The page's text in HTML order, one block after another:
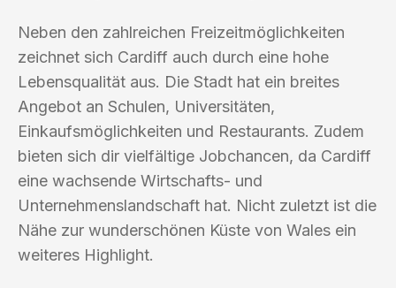
Neben den zahlreichen Freizeitmöglichkeiten
zeichnet sich Cardiff auch durch eine hohe
Lebensqualität aus. Die Stadt hat ein breites
Angebot an Schulen, Universitäten,
Einkaufsmöglichkeiten und Restaurants. Zudem
bieten sich dir vielfältige Jobchancen, da Cardiff
eine wachsende Wirtschafts- und
Unternehmenslandschaft hat. Nicht zuletzt ist die
Nähe zur wunderschönen Küste von Wales ein
weiteres Highlight.